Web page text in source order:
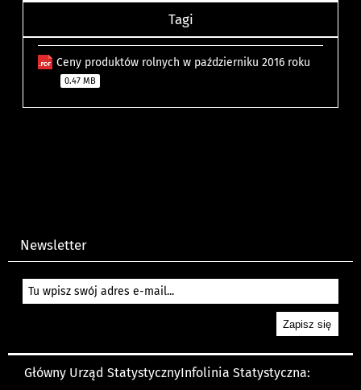
Tagi
Ceny produktów rolnych w październiku 2016 roku
0.47 MB
Newsletter
Główny Urząd StatystycznyInfolinia Statystyczna: